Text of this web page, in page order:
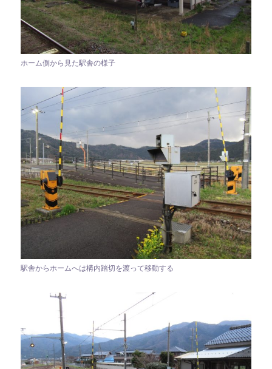
ホーム側から見た駅舎の様子
駅舎からホームへは構内踏切を渡って移動する